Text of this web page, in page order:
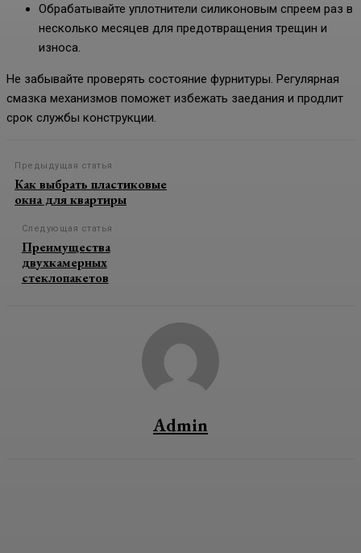
Обрабатывайте уплотнители силиконовым спреем раз в
несколько месяцев для предотвращения трещин и
износа.
Не забывайте проверять состояние фурнитуры. Регулярная
смазка механизмов поможет избежать заедания и продлит
срок службы конструкции.
Предыдущая статья
Как выбрать пластиковые
окна для квартиры
Следующая статья
Преимущества
двухкамерных
стеклопакетов
Admin